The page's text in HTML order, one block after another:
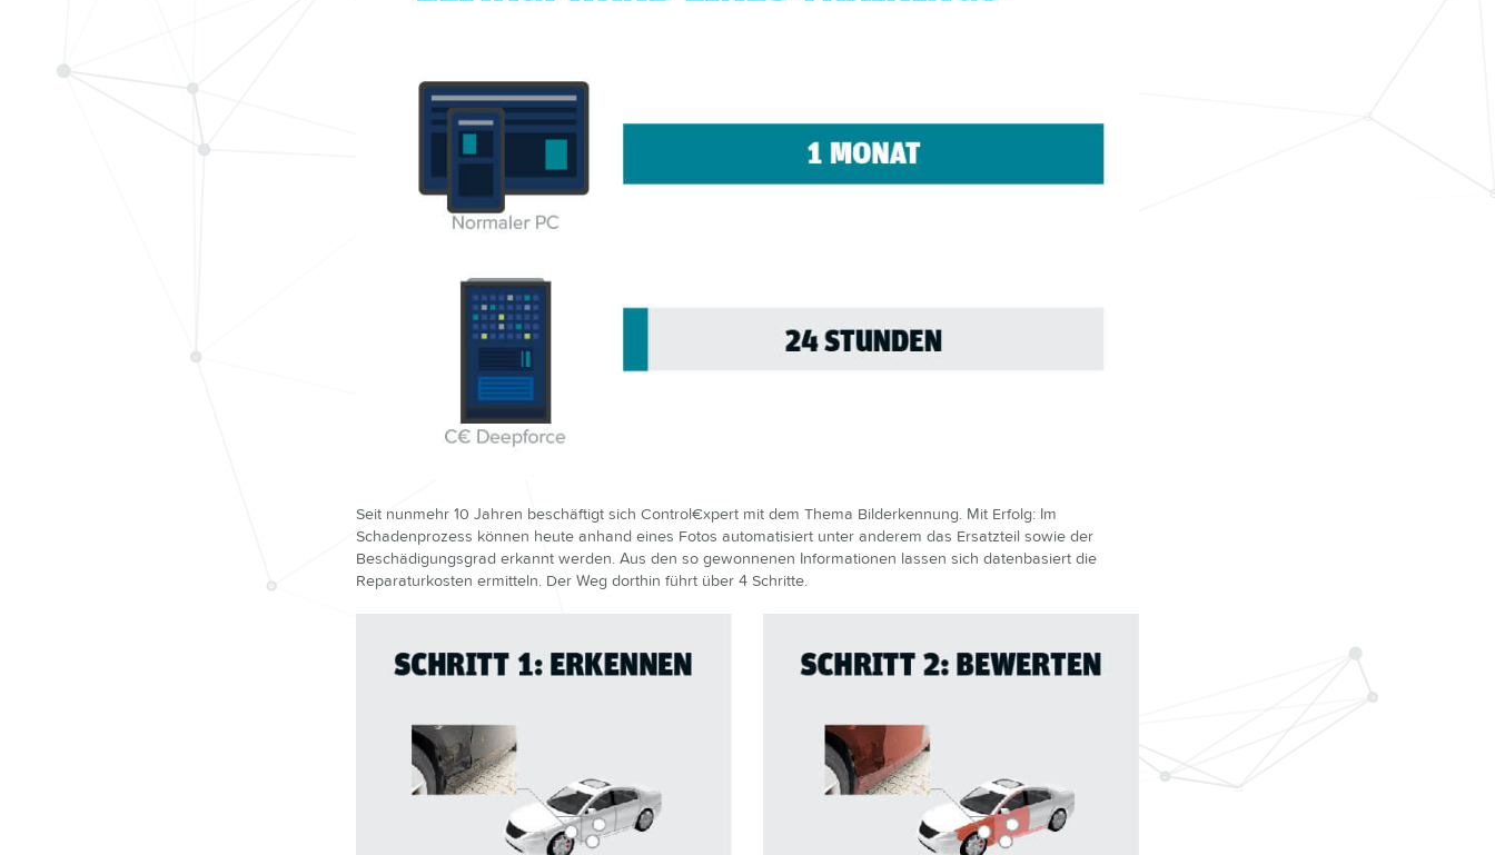
Seit nunmehr 10 Jahren beschäftigt sich Control€xpert mit dem Thema Bilderkennung. Mit Erfolg: Im
Schadenprozess können heute anhand eines Fotos automatisiert unter anderem das Ersatzteil sowie der
Beschädigungsgrad erkannt werden. Aus den so gewonnenen Informationen lassen sich datenbasiert die
Reparaturkosten ermitteln. Der Weg dorthin führt über 4 Schritte.